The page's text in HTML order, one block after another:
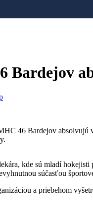
Bardejov
46 Bardejov absolvujú
kde sú mladí
súčasťou
a priebehom